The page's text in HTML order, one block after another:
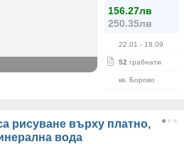
156.27лв
250.35лв
22.01 - 18.09
52 грабнати
кв. Борово
рисуване върху платно,
вода